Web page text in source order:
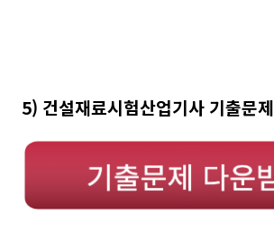
5) 건설재료시험산업기사 기출문제